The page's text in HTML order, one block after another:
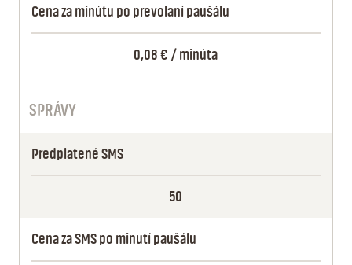
Cena za minútu po prevolaní paušálu
0,08 € / minúta
SPRÁVY
Predplatené SMS
50
Cena za SMS po minutí paušálu